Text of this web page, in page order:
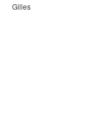
Gilles